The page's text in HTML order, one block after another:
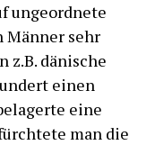
ungeordnete
Männer sehr
z.B. dänische
einen
eine
man die